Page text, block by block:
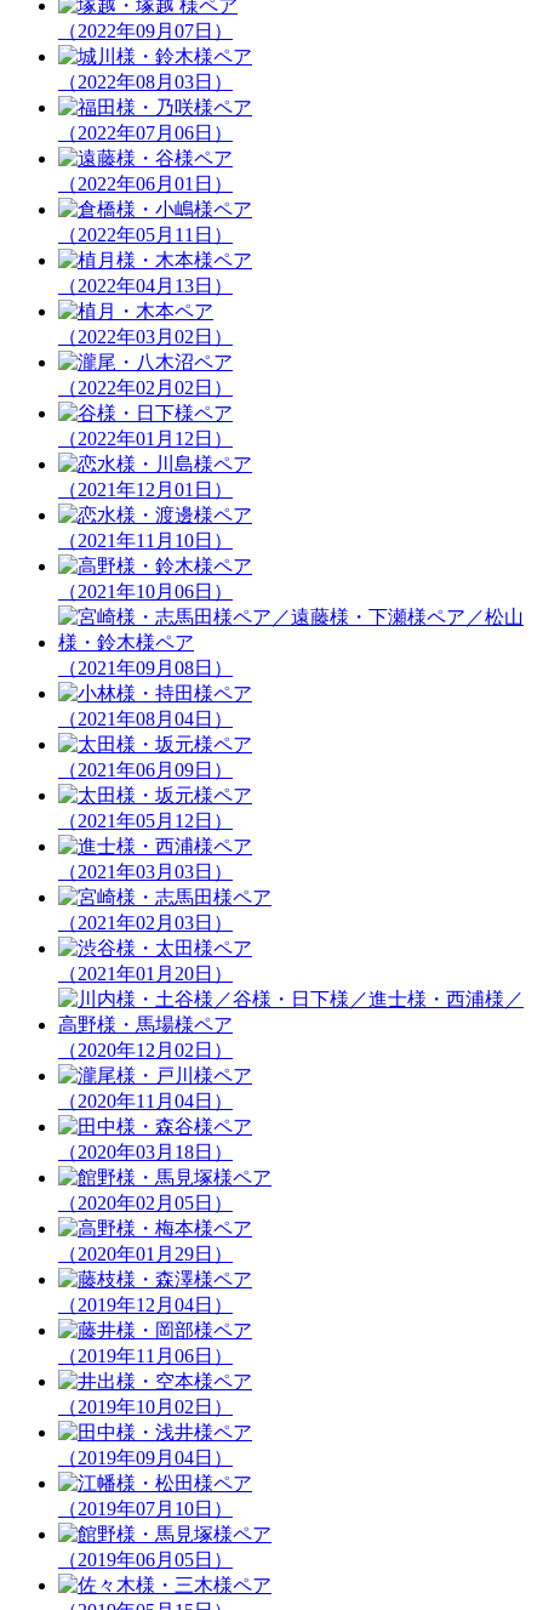
（2022年09月07日）
（2022年08月03日）
（2022年07月06日）
（2022年06月01日）
（2022年05月11日）
（2022年04月13日）
（2022年03月02日）
（2022年02月02日）
（2022年01月12日）
（2021年12月01日）
（2021年11月10日）
（2021年10月06日）
（2021年09月08日）
（2021年08月04日）
（2021年06月09日）
（2021年05月12日）
（2021年03月03日）
（2021年02月03日）
（2021年01月20日）
（2020年12月02日）
（2020年11月04日）
（2020年03月18日）
（2020年02月05日）
（2020年01月29日）
（2019年12月04日）
（2019年11月06日）
（2019年10月02日）
（2019年09月04日）
（2019年07月10日）
（2019年06月05日）